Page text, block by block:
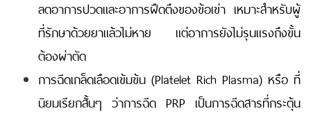
ลดอาการปวดและอาการฝืดตึงของข้อเข่า เหมาะสำหรับผู้
ที่รักษาด้วยยาแล้วไม่หาย แต่อาการยังไม่รุนแรงถึงขั้น
ต้องผ่าตัด
การฉีดเกล็ดเลือดเข้มข้น (Platelet Rich Plasma) หรือ ที่
นิยมเรียกสั้นๆ ว่าการฉีด PRP เป็นการฉีดสารที่กระตุ้น